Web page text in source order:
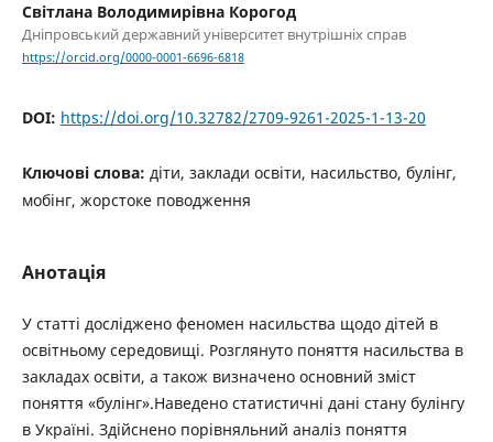
Світлана Володимирівна Корогод
Дніпровський державний університет внутрішніх справ
https://orcid.org/0000-0001-6696-6818
DOI: https://doi.org/10.32782/2709-9261-2025-1-13-20
Ключові слова: діти, заклади освіти, насильство, булінг,
мобінг, жорстоке поводження
Анотація
У статті досліджено феномен насильства щодо дітей в
освітньому середовищі. Розглянуто поняття насильства в
закладах освіти, а також визначено основний зміст
поняття «булінг».Наведено статистичні дані стану булінгу
в Україні. Здійснено порівняльний аналіз поняття